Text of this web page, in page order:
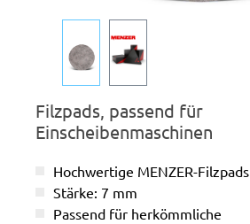
Filzpads, passend für
Einscheibenmaschinen
Hochwertige MENZER-Filzpads
Stärke: 7 mm
Passend für herkömmliche